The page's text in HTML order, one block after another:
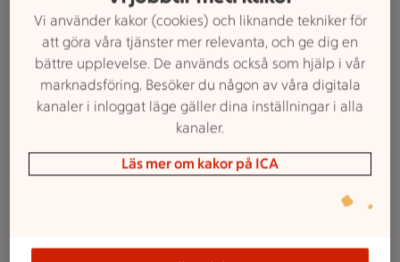
Telefonnummer
Vi använder kakor (cookies) och liknande tekniker för
att göra våra tjänster mer relevanta, och ge dig en
bättre upplevelse. De används också som hjälp i vår
marknadsföring. Besöker du någon av våra digitala
kanaler i inloggat läge gäller dina inställningar i alla
kanaler.
Läs mer om kakor på ICA